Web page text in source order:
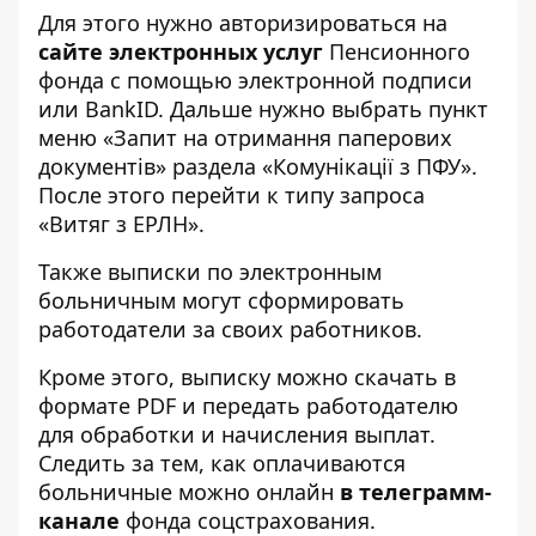
Для этого нужно авторизироваться на
сайте электронных услуг Пенсионного
фонда с помощью электронной подписи
или BankID. Дальше нужно выбрать пункт
меню «Запит на отримання паперових
документів» раздела «Комунікації з ПФУ».
После этого перейти к типу запроса
«Витяг з ЕРЛН».
Также выписки по электронным
больничным могут сформировать
работодатели за своих работников.
Кроме этого, выписку можно скачать в
формате PDF и передать работодателю
для обработки и начисления выплат.
Следить за тем, как оплачиваются
больничные можно онлайн в телеграмм-
канале фонда соцстрахования.